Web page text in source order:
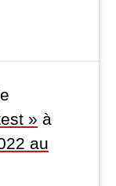
» à
au